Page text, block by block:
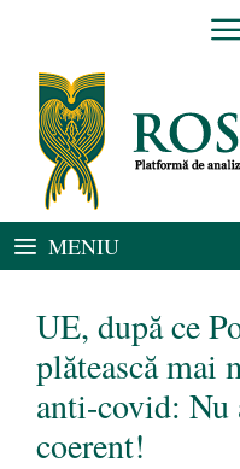
conținut
MENIU
UE, după ce
plătească mai
anti-covid:
coerent!